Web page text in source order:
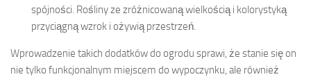
spójności. Rośliny ze zróżnicowaną wielkością i kolorystyką
przyciągną wzrok i ożywią przestrzeń.
Wprowadzenie takich dodatków do ogrodu sprawi, że stanie się on
nie tylko funkcjonalnym miejscem do wypoczynku, ale również